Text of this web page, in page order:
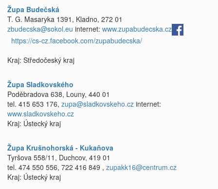
Župa Budečská
T. G. Masaryka 1391, Kladno, 272 01
zbudecska@sokol.eu internet: www.zupabudecska.cz
https://cs-cz.facebook.com/zupabudecska/
Kraj: Středočeský kraj
Župa Sladkovského
Poděbradova 638, Louny, 440 01
tel. 415 653 176, zupa@sladkovskeho.cz internet:
www.sladkovskeho.cz
Kraj: Ústecký kraj
Župa Krušnohorská - Kukaňova
Tyršova 558/11, Duchcov, 419 01
tel. 474 550 556, 722 416 849 , zupakk16@centrum.cz
Kraj: Ústecký kraj